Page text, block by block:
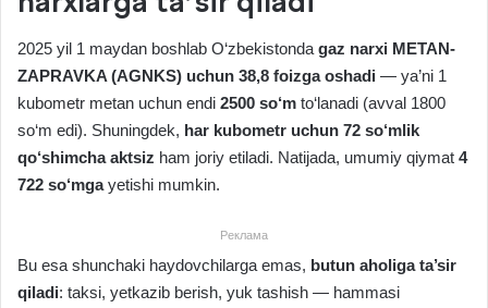
2025 yil 1 maydan boshlab O‘zbekistonda gaz narxi METAN-
ZAPRAVKA (AGNKS) uchun 38,8 foizga oshadi — ya’ni 1
kubometr metan uchun endi 2500 so‘m to‘lanadi (avval 1800
so‘m edi). Shuningdek, har kubometr uchun 72 so‘mlik
qo‘shimcha aktsiz ham joriy etiladi. Natijada, umumiy qiymat 4
722 so‘mgayetishi mumkin.
Реклама
Bu esa shunchaki haydovchilarga emas, butun aholiga ta’sir
qiladi: taksi, yetkazib berish, yuk tashish — hammasi